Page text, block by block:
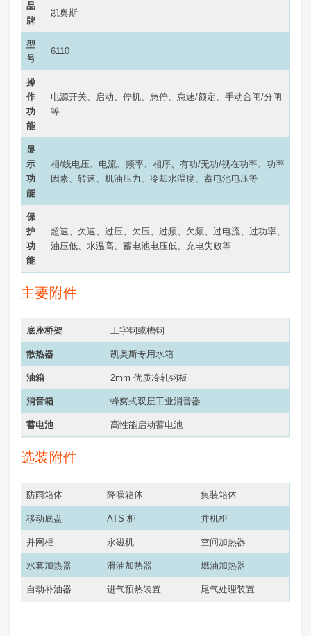
品
牌
凯奥斯
型
号
6110
操
作
功
能
电源开关、启动、停机、急停、怠速/额定、手动合闸/分闸
等
显
示
功
能
相/线电压、电流、频率、相序、有功/无功/视在功率、功率
因素、转速、机油压力、冷却水温度、蓄电池电压等
保
护
功
能
超速、欠速、过压、欠压、过频、欠频、过电流、过功率、
油压低、水温高、蓄电池电压低、充电失败等
主要附件
底座桥架 工字钢或槽钢
散热器 凯奥斯专用水箱
油箱 2mm 优质冷轧钢板
消音箱 蜂窝式双层工业消音器
蓄电池 高性能启动蓄电池
选装附件
防雨箱体 降噪箱体 集装箱体
移动底盘 ATS 柜 并机柜
并网柜 永磁机 空间加热器
水套加热器 滑油加热器 燃油加热器
自动补油器 进气预热装置 尾气处理装置